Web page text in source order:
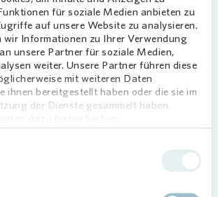
für soziale Medien anbieten zu
auf unsere Website zu analysieren.
wir Informationen zu Ihrer Verwendung
unsere Partner für soziale Medien,
weiter. Unsere Partner führen diese
mit weiteren Daten
ihnen bereitgestellt haben oder die sie im
der Dienste gesammelt haben.
von Stromversorgung
Dach